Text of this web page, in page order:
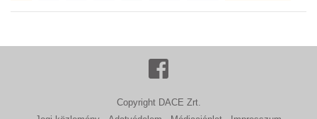
Copyright DACE Zrt.